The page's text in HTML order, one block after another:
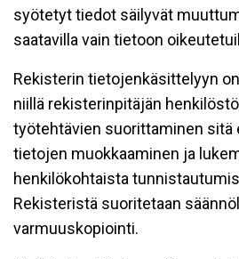
syötetyt tiedot säilyvät
saatavilla vain tietoon
Rekisterin tietojenkäsittelyyn
niillä rekisterinpitäjän
työtehtävien suorittaminen sitä
tietojen muokkaaminen ja
henkilökohtaista
Rekisteristä suoritetaan
varmuuskopiointi.